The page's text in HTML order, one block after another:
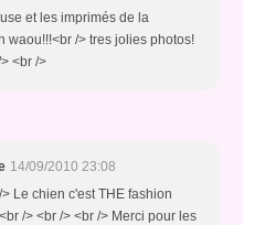
et les imprimés de la
waou!!!<br /> tres jolies photos!
<br />
14/09/2010 23:08
Le chien c'est THE fashion
/> <br /> <br /> Merci pour les